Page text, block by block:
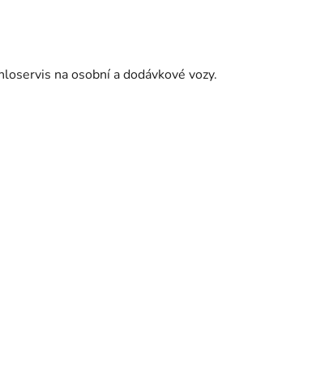
na osobní a dodávkové vozy.